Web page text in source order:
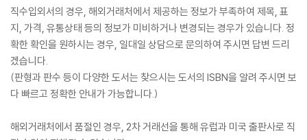
직수입외서의 경우, 해외거래처에서 제공하는 정보가 부족하여 제목, 표
지, 가격, 유통상태 등의 정보가 미비하거나 변경되는 경우가 있습니다. 정
확한 확인을 원하시는 경우, 일대일 상담으로 문의하여 주시면 답변 드리
겠습니다.
(판형과 판수 등이 다양한 도서는 찾으시는 도서의 ISBN을 알려 주시면 보
다 빠르고 정확한 안내가 가능합니다.)
해외거래처에서 품절인 경우, 2차 거래선을 통해 유럽과 미국 출판사로 직